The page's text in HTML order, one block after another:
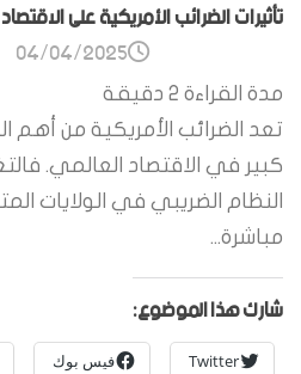
تأثيرات الضرائب الأمريكية على
04/04/2025
مدة القراءة 2 دقيقة
تعد الضرائب الأمريكية من أهم
كبير في الاقتصاد العالمي.
النظام الضريبي في الولايات
مباشرة...
شارك هذا الموضوع:
Twitter فيس بوك